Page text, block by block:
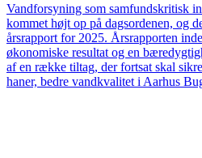
Vandforsyning som samfundskritisk
kommet højt op på dagsordenen, og
årsrapport for 2025. Årsrapporten
økonomiske resultat og en
af en række tiltag, der fortsat skal
haner, bedre vandkvalitet i Aarhus